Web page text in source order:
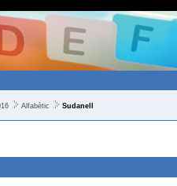
Alfabètic Sudanell